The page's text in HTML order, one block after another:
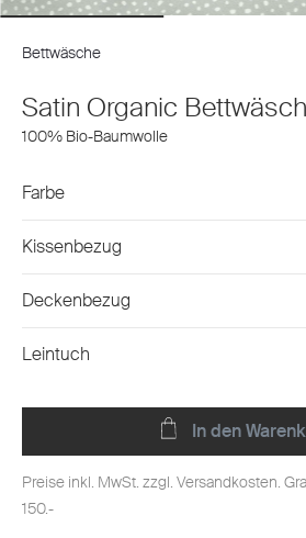
Bettwäsche
Satin Organic
100% Bio-Baumwolle
Farbe
Kissenbezug
Deckenbezug
Leintuch
In den
Preise inkl. MwSt. zzgl. Versandkosten.
150.-